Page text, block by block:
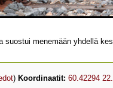
suostui menemään yhdellä
) Koordinaatit: 60.42294